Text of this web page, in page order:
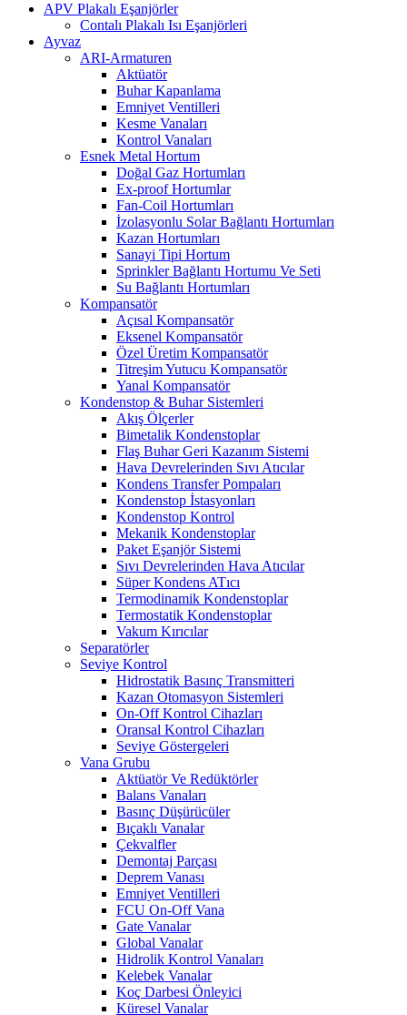
APV Plakalı Eşanjörler
Contalı Plakalı Isı Eşanjörleri
Ayvaz
ARI-Armaturen
Aktüatör
Buhar Kapanlama
Emniyet Ventilleri
Kesme Vanaları
Kontrol Vanaları
Esnek Metal Hortum
Doğal Gaz Hortumları
Ex-proof Hortumlar
Fan-Coil Hortumları
İzolasyonlu Solar Bağlantı Hortumları
Kazan Hortumları
Sanayi Tipi Hortum
Sprinkler Bağlantı Hortumu Ve Seti
Su Bağlantı Hortumları
Kompansatör
Açısal Kompansatör
Eksenel Kompansatör
Özel Üretim Kompansatör
Titreşim Yutucu Kompansatör
Yanal Kompansatör
Kondenstop & Buhar Sistemleri
Akış Ölçerler
Bimetalik Kondenstoplar
Flaş Buhar Geri Kazanım Sistemi
Hava Devrelerinden Sıvı Atıcılar
Kondens Transfer Pompaları
Kondenstop İstasyonları
Kondenstop Kontrol
Mekanik Kondenstoplar
Paket Eşanjör Sistemi
Sıvı Devrelerinden Hava Atıcılar
Süper Kondens ATıcı
Termodinamik Kondenstoplar
Termostatik Kondenstoplar
Vakum Kırıcılar
Separatörler
Seviye Kontrol
Hidrostatik Basınç Transmitteri
Kazan Otomasyon Sistemleri
On-Off Kontrol Cihazları
Oransal Kontrol Cihazları
Seviye Göstergeleri
Vana Grubu
Aktüatör Ve Redüktörler
Balans Vanaları
Basınç Düşürücüler
Bıçaklı Vanalar
Çekvalfler
Demontaj Parçası
Deprem Vanası
Emniyet Ventilleri
FCU On-Off Vana
Gate Vanalar
Global Vanalar
Hidrolik Kontrol Vanaları
Kelebek Vanalar
Koç Darbesi Önleyici
Küresel Vanalar